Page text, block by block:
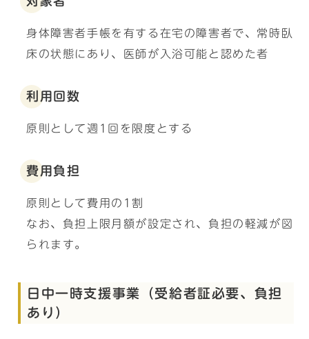
身体障害者手帳を有する在宅の障害者で、常時臥
床の状態にあり、医師が入浴可能と認めた者
利用回数
原則として週1回を限度とする
費用負担
原則として費用の1割
なお、負担上限月額が設定され、負担の軽減が図
られます。
日中一時支援事業（受給者証必要、負担
あり）